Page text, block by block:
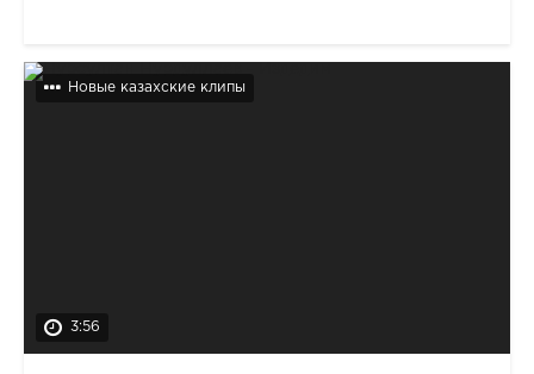
Новые казахские клипы
3:56